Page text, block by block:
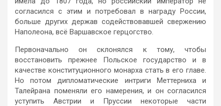
согласился с этим и потребовал в награду России,
больше других держав содействовавшей свержению
Наполеона, всё Варшавское герцогство.
Первоначально он склонялся к тому, чтобы
восстановить прежнее Польское государство и в
качестве конституционного монарха стать в его главе.
Но потом дипломатические интриги Меттерниха и
Талейрана поменяли его намерения, и он согласился
уступить Австрии и Пруссии некоторые части